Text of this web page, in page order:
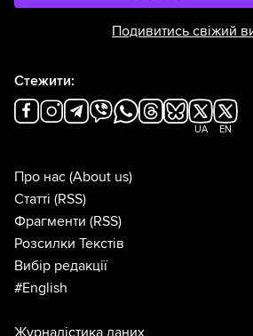
Подивитись свіжий
Стежити:
UA EN
Про нас (About us)
Статті (RSS)
Фрагменти (RSS)
Розсилки Текстів
Вибір редакції
#English
Журналістика даних